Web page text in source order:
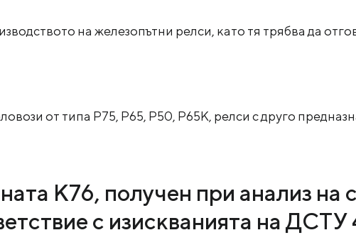
на железопътни релси, като тя трябва да
от типа Р75, Р65, Р50, Р65К, релси с друго
К76, получен при анализ на
с изискванията на ДСТУ